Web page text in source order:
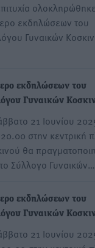
εκδηλώσεων του
Γυναικών
εκδηλώσεων του
Γυναικών
21 Ιουνίου
στην κεντρική
θα
Σύλλογο Γυναικών…
εκδηλώσεων του
Γυναικών
21 Ιουνίου